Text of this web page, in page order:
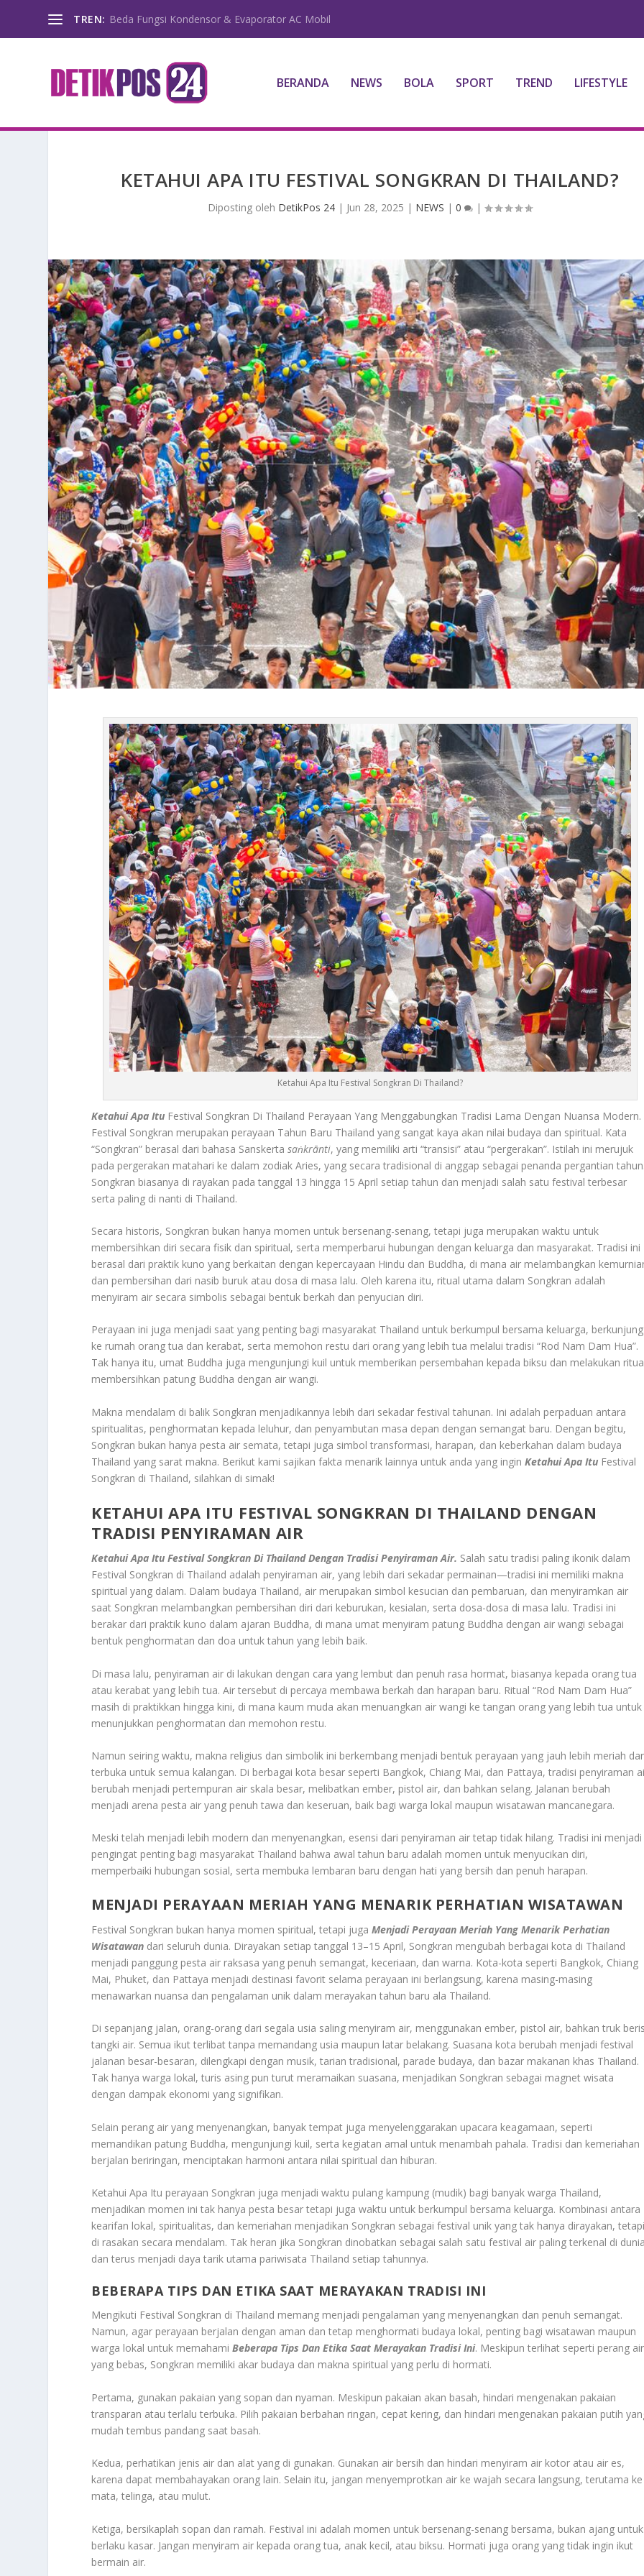
TREN: Beda Fungsi Kondensor & Evaporator AC Mobil
BERANDA NEWS BOLA SPORT TREND LIFESTYLE
KETAHUI APA ITU FESTIVAL SONGKRAN DI THAILAND?
Diposting oleh DetikPos 24 | Jun 28, 2025 | NEWS |0 |
Ketahui Apa Itu Festival Songkran Di Thailand?
Ketahui Apa Itu Festival Songkran Di Thailand Perayaan Yang Menggabungkan Tradisi Lama Dengan Nuansa Modern.
Festival Songkran merupakan perayaan Tahun Baru Thailand yang sangat kaya akan nilai budaya dan spiritual. Kata
“Songkran” berasal dari bahasa Sanskertasaṅkrānti, yang memiliki arti “transisi” atau “pergerakan”. Istilah ini merujuk
pada pergerakan matahari ke dalam zodiak Aries, yang secara tradisional di anggap sebagai penanda pergantian
Songkran biasanya di rayakan pada tanggal 13 hingga 15 April setiap tahun dan menjadi salah satu festival terbesar
serta paling di nanti di Thailand.
Secara historis, Songkran bukan hanya momen untuk bersenang-senang, tetapi juga merupakan waktu untuk
membersihkan diri secara fisik dan spiritual, serta memperbarui hubungan dengan keluarga dan masyarakat. Tradisi ini
berasal dari praktik kuno yang berkaitan dengan kepercayaan Hindu dan Buddha, di mana air melambangkan
dan pembersihan dari nasib buruk atau dosa di masa lalu. Oleh karena itu, ritual utama dalam Songkran adalah
menyiram air secara simbolis sebagai bentuk berkah dan penyucian diri.
Perayaan ini juga menjadi saat yang penting bagi masyarakat Thailand untuk berkumpul bersama keluarga, berkunjung
ke rumah orang tua dan kerabat, serta memohon restu dari orang yang lebih tua melalui tradisi “Rod Nam Dam Hua”.
Tak hanya itu, umat Buddha juga mengunjungi kuil untuk memberikan persembahan kepada biksu dan melakukan
membersihkan patung Buddha dengan air wangi.
Makna mendalam di balik Songkran menjadikannya lebih dari sekadar festival tahunan. Ini adalah perpaduan antara
spiritualitas, penghormatan kepada leluhur, dan penyambutan masa depan dengan semangat baru. Dengan begitu,
Songkran bukan hanya pesta air semata, tetapi juga simbol transformasi, harapan, dan keberkahan dalam budaya
Thailand yang sarat makna. Berikut kami sajikan fakta menarik lainnya untuk anda yang inginKetahui Apa Itu Festival
Songkran di Thailand, silahkan di simak!
KETAHUI APA ITU FESTIVAL SONGKRAN DI THAILAND DENGAN
TRADISI PENYIRAMAN AIR
Ketahui Apa Itu Festival Songkran Di Thailand Dengan Tradisi Penyiraman Air. Salah satu tradisi paling ikonik dalam
Festival Songkran di Thailand adalah penyiraman air, yang lebih dari sekadar permainan—tradisi ini memiliki makna
spiritual yang dalam. Dalam budaya Thailand, air merupakan simbol kesucian dan pembaruan, dan menyiramkan air
saat Songkran melambangkan pembersihan diri dari keburukan, kesialan, serta dosa-dosa di masa lalu. Tradisi ini
berakar dari praktik kuno dalam ajaran Buddha, di mana umat menyiram patung Buddha dengan air wangi sebagai
bentuk penghormatan dan doa untuk tahun yang lebih baik.
Di masa lalu, penyiraman air di lakukan dengan cara yang lembut dan penuh rasa hormat, biasanya kepada orang tua
atau kerabat yang lebih tua. Air tersebut di percaya membawa berkah dan harapan baru. Ritual “Rod Nam Dam Hua”
masih di praktikkan hingga kini, di mana kaum muda akan menuangkan air wangi ke tangan orang yang lebih tua untuk
menunjukkan penghormatan dan memohon restu.
Namun seiring waktu, makna religius dan simbolik ini berkembang menjadi bentuk perayaan yang jauh lebih meriah
terbuka untuk semua kalangan. Di berbagai kota besar seperti Bangkok, Chiang Mai, dan Pattaya, tradisi penyiraman
berubah menjadi pertempuran air skala besar, melibatkan ember, pistol air, dan bahkan selang. Jalanan berubah
menjadi arena pesta air yang penuh tawa dan keseruan, baik bagi warga lokal maupun wisatawan mancanegara.
Meski telah menjadi lebih modern dan menyenangkan, esensi dari penyiraman air tetap tidak hilang. Tradisi ini menjadi
pengingat penting bagi masyarakat Thailand bahwa awal tahun baru adalah momen untuk menyucikan diri,
memperbaiki hubungan sosial, serta membuka lembaran baru dengan hati yang bersih dan penuh harapan.
MENJADI PERAYAAN MERIAH YANG MENARIK PERHATIAN WISATAWAN
Festival Songkran bukan hanya momen spiritual, tetapi jugaMenjadi Perayaan Meriah Yang Menarik Perhatian
Wisatawan dari seluruh dunia. Dirayakan setiap tanggal 13–15 April, Songkran mengubah berbagai kota di Thailand
menjadi panggung pesta air raksasa yang penuh semangat, keceriaan, dan warna. Kota-kota seperti Bangkok, Chiang
Mai, Phuket, dan Pattaya menjadi destinasi favorit selama perayaan ini berlangsung, karena masing-masing
menawarkan nuansa dan pengalaman unik dalam merayakan tahun baru ala Thailand.
Di sepanjang jalan, orang-orang dari segala usia saling menyiram air, menggunakan ember, pistol air, bahkan truk
tangki air. Semua ikut terlibat tanpa memandang usia maupun latar belakang. Suasana kota berubah menjadi festival
jalanan besar-besaran, dilengkapi dengan musik, tarian tradisional, parade budaya, dan bazar makanan khas Thailand.
Tak hanya warga lokal, turis asing pun turut meramaikan suasana, menjadikan Songkran sebagai magnet wisata
dengan dampak ekonomi yang signifikan.
Selain perang air yang menyenangkan, banyak tempat juga menyelenggarakan upacara keagamaan, seperti
memandikan patung Buddha, mengunjungi kuil, serta kegiatan amal untuk menambah pahala. Tradisi dan kemeriahan
berjalan beriringan, menciptakan harmoni antara nilai spiritual dan hiburan.
Ketahui Apa Itu perayaan Songkran juga menjadi waktu pulang kampung (mudik) bagi banyak warga Thailand,
menjadikan momen ini tak hanya pesta besar tetapi juga waktu untuk berkumpul bersama keluarga. Kombinasi antara
kearifan lokal, spiritualitas, dan kemeriahan menjadikan Songkran sebagai festival unik yang tak hanya dirayakan,
di rasakan secara mendalam. Tak heran jika Songkran dinobatkan sebagai salah satu festival air paling terkenal di
dan terus menjadi daya tarik utama pariwisata Thailand setiap tahunnya.
BEBERAPA TIPS DAN ETIKASAAT MERAYAKAN TRADISI INI
Mengikuti Festival Songkran di Thailand memang menjadi pengalaman yang menyenangkan dan penuh semangat.
Namun, agar perayaan berjalan dengan aman dan tetap menghormati budaya lokal, penting bagi wisatawan maupun
warga lokal untuk memahamiBeberapa Tips Dan Etika Saat Merayakan Tradisi Ini. Meskipun terlihat seperti perang air
yang bebas, Songkran memiliki akar budaya dan makna spiritual yang perlu di hormati.
Pertama, gunakan pakaian yang sopan dan nyaman. Meskipun pakaian akan basah, hindari mengenakan pakaian
transparan atau terlalu terbuka. Pilih pakaian berbahan ringan, cepat kering, dan hindari mengenakan pakaian putih
mudah tembus pandang saat basah.
Kedua, perhatikan jenis air dan alat yang di gunakan. Gunakan air bersih dan hindari menyiram air kotor atau air es,
karena dapat membahayakan orang lain. Selain itu, jangan menyemprotkan air ke wajah secara langsung, terutama ke
mata, telinga, atau mulut.
Ketiga, bersikaplah sopan dan ramah. Festival ini adalah momen untuk bersenang-senang bersama, bukan ajang untuk
berlaku kasar. Jangan menyiram air kepada orang tua, anak kecil, atau biksu. Hormati juga orang yang tidak ingin ikut
bermain air.